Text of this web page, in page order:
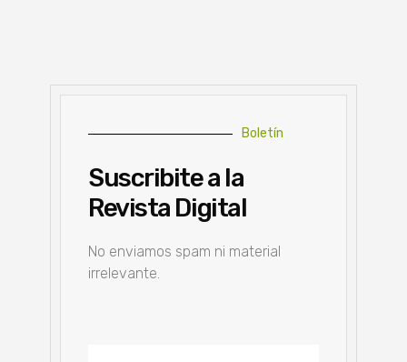
Boletín
Suscribite a la
Revista Digital
No enviamos spam ni material
irrelevante.